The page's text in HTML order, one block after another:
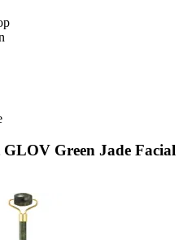
GLOV Green Jade Facial